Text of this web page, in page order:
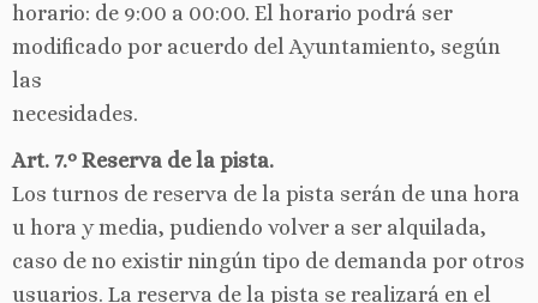
horario: de 9:00 a 00:00. El horario podrá ser
modificado por acuerdo del Ayuntamiento, según
las
necesidades.
Art. 7.º Reserva de la pista.
Los turnos de reserva de la pista serán de una hora
u hora y media, pudiendo volver a ser alquilada,
caso de no existir ningún tipo de demanda por otros
usuarios. La reserva de la pista se realizará en el